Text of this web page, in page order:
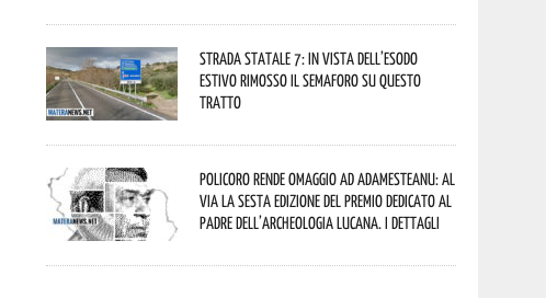
Strada statale 7: in vista dell’esodo
estivo rimosso il semaforo su questo
tratto
Policoro rende omaggio ad Adamesteanu: al
via la sesta edizione del Premio dedicato al
padre dell’archeologia lucana. I dettagli